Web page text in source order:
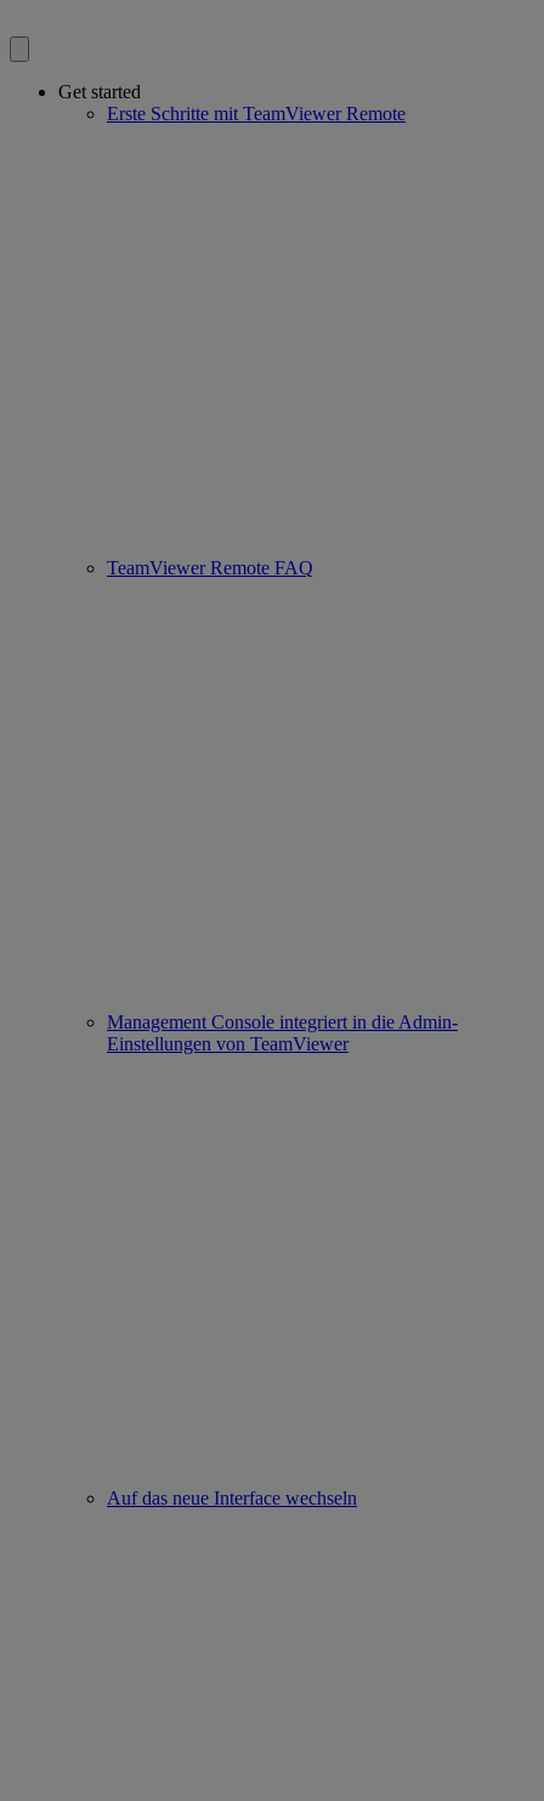
Get started
Erste Schritte mit TeamViewer Remote
TeamViewer Remote FAQ
Management Console integriert in die Admin-
Einstellungen von TeamViewer
Auf das neue Interface wechseln